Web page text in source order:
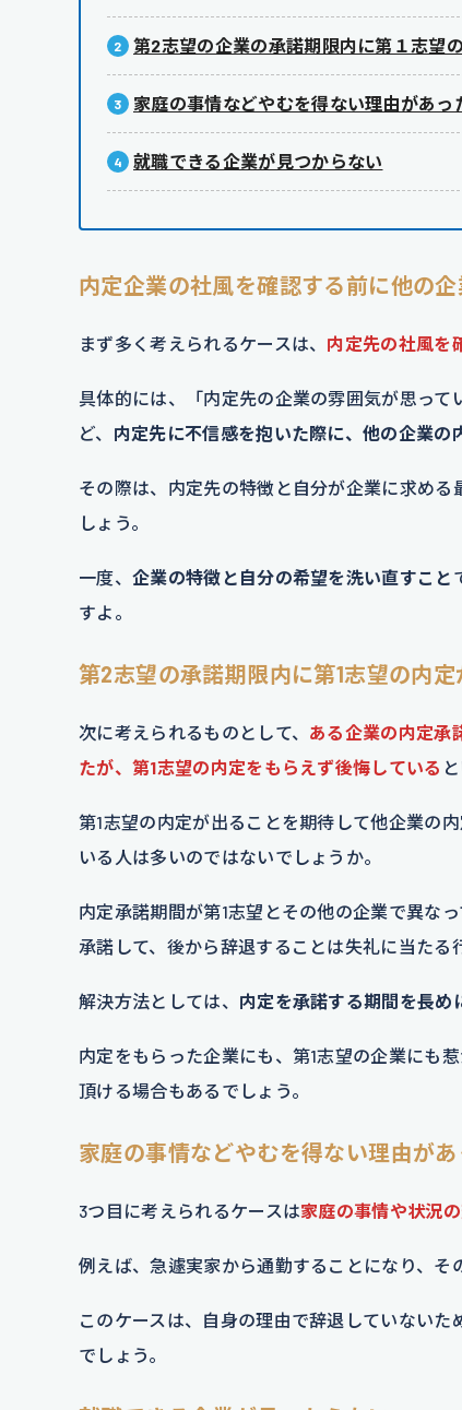
第2志望の企業の承諾期限内に第１志望
家庭の事情などやむを得ない理由があっ
就職できる企業が見つからない
内定企業の社風を確認する前に他の
まず多く考えられるケースは、 内定先の社風を
具体的には、「内定先の企業の雰囲気が思っ
ど、 内定先に不信感を抱いた際に、他の企業の
その際は、内定先の特徴と自分が企業に求め
しょう。
一度、 企業の特徴と自分の希望を洗い直すこと
すよ。
第2志望の承諾期限内に第1志望の内
次に考えられるものとして、 ある企業の内定承
たが、第1志望の内定をもらえず後悔している
第1志望の内定が出ることを期待して他企業の
いる人は多いのではないでしょうか。
内定承諾期間が第1志望とその他の企業で異な
承諾して、後から辞退することは失礼に当たる
解決方法としては、 内定を承諾する期間を長め
内定をもらった企業にも、第1志望の企業にも
頂ける場合もあるでしょう。
家庭の事情などやむを得ない理由があ
3つ目に考えられるケースは家庭の事情や状況
例えば、急遽実家から通勤することになり、そ
このケースは、自身の理由で辞退していない
でしょう。